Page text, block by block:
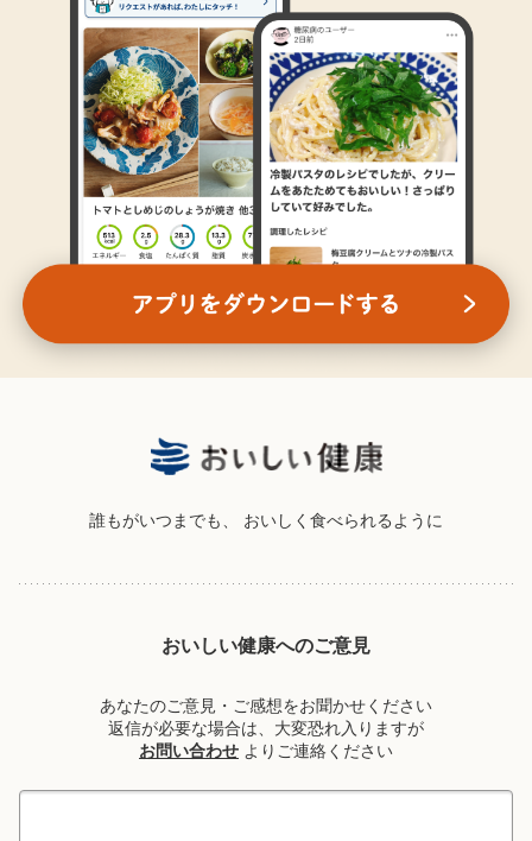
誰もがいつまでも、 おいしく食べられるように
おいしい健康へのご意見
あなたのご意見・ご感想をお聞かせください
返信が必要な場合は、大変恐れ入りますが
お問い合わせ よりご連絡ください